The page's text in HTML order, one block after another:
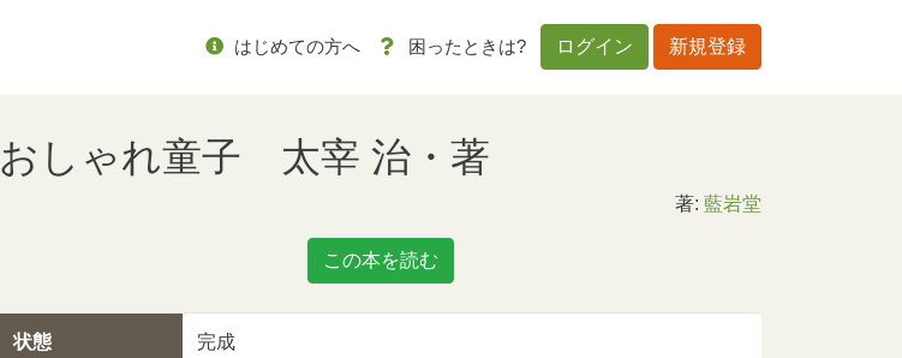
はじめての方へ 困ったときは? ログイン 新規登録
おしゃれ童子 太宰 治・著
著: 藍岩堂
この本を読む
状態 完成